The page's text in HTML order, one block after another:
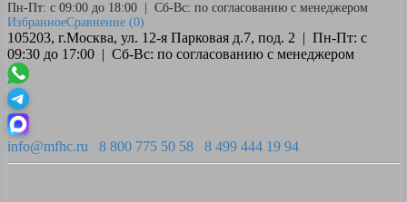
Пн-Пт: с 09:00 до 18:00 | Сб-Вс: по согласованию с менеджером
ИзбранноеСравнение (0)
105203, г.Москва, ул. 12-я Парковая д.7, под. 2 | Пн-Пт: с
09:30 до 17:00 | Сб-Вс: по согласованию с менеджером
info@mfhc.ru 8 800 775 50 58 8 499 444 19 94